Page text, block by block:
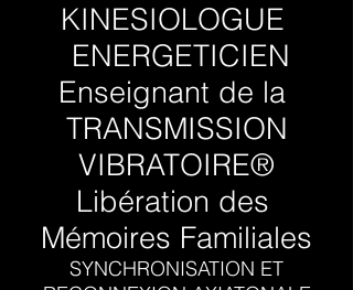
KINESIOLOGUE
ENERGETICIEN
Enseignant de la
TRANSMISSION
VIBRATOIRE®
Libération des
Mémoires Familiales
SYNCHRONISATION ET